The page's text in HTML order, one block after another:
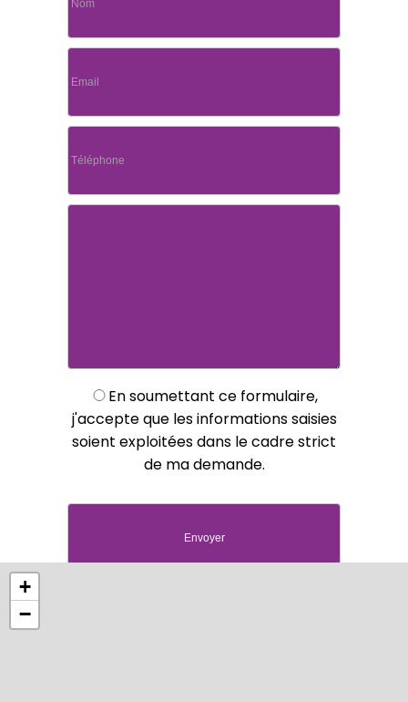
En soumettant ce formulaire,
j'accepte que les informations saisies
soient exploitées dans le cadre strict
de ma demande.
+
−